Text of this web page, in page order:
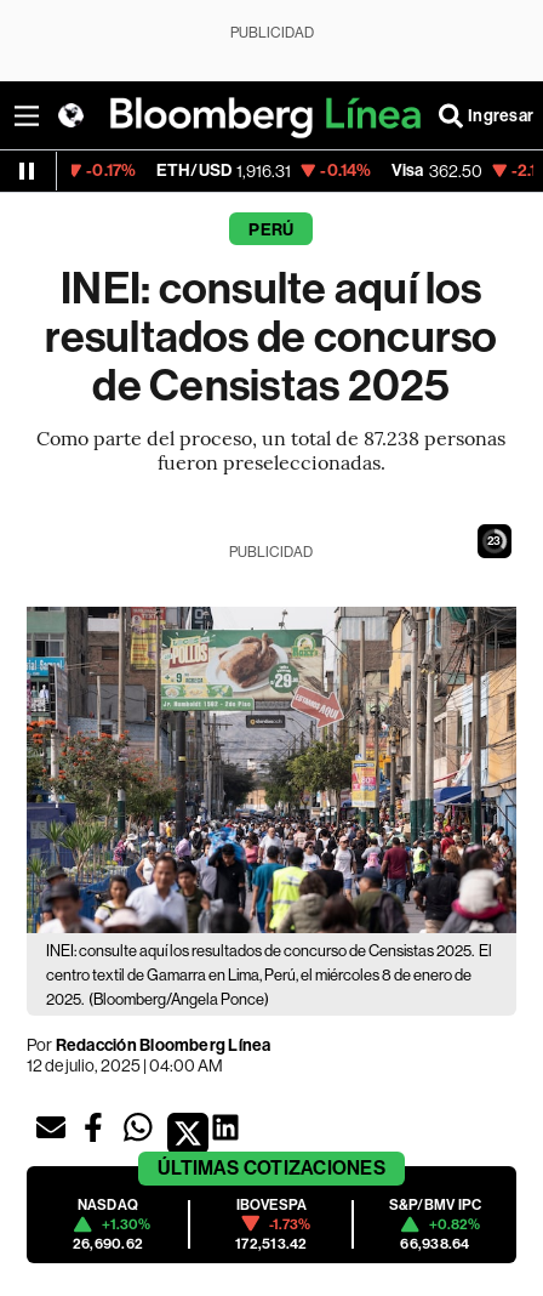
PUBLICIDAD
Ingresar
ETH/USD 1,916.31 -0.14% Visa 362.50 -2.15%
PERÚ
INEI: consulte aquí los
resultados de concurso
de Censistas 2025
Como parte del proceso, un total de 87.238 personas
fueron preseleccionadas.
22
PUBLICIDAD
INEI: consulte aquí los resultados de concurso de Censistas 2025. El
centro textil de Gamarra en Lima, Perú, el miércoles 8 de enero de
2025. (Bloomberg/Angela Ponce)
PorRedacción Bloomberg Línea
12 de julio, 2025 | 04:00 AM
ÚLTIMAS COTIZACIONES
NASDAQ
+1.30%
26,690.62
IBOVESPA
-1.73%
172,513.42
S&P/BMV IPC
+0.82%
66,938.64